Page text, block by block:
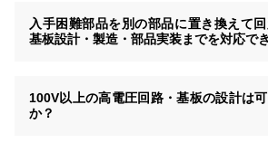
入手困難部品を別の部品に置き換えて
基板設計・製造・部品実装までを対応で
100V以上の高電圧回路・基板の設計は
か？